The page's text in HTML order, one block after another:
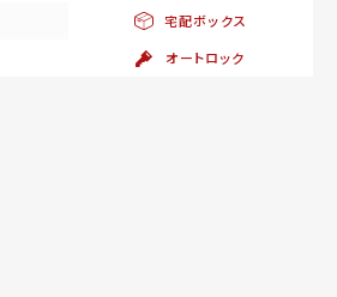
宅配ボックス
オートロック